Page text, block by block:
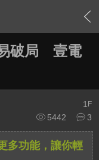
› 內容
破局 壹電
1 F
5442
3
多功能，讓你輕